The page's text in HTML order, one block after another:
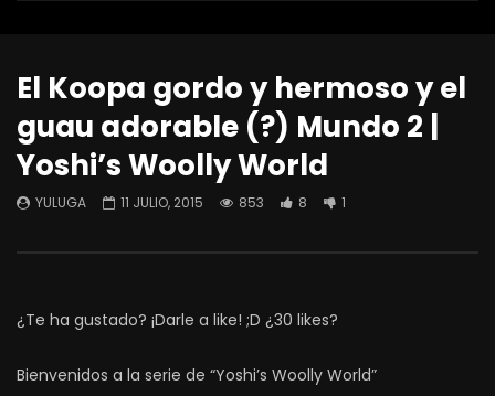
El Koopa gordo y hermoso y el
guau adorable (?) Mundo 2 |
Yoshi’s Woolly World
YULUGA 11 JULIO, 2015 853 8 1
¿Te ha gustado? ¡Darle a like! ;D ¿30 likes?
Bienvenidos a la serie de “Yoshi’s Woolly World”